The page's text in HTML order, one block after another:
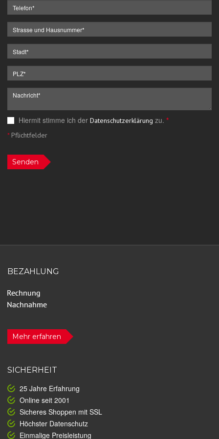
Hiermit stimme ich der Datenschutzerklärung zu. *
*Pflichtfelder
Senden
BEZAHLUNG
Mehr erfahren
SICHERHEIT
25 Jahre Erfahrung
Online seit 2001
Sicheres Shoppen mit SSL
Höchster Datenschutz
Einmalige Preisleistung